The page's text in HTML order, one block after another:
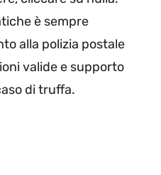
è sempre
alla polizia postale
valide e supporto
di truffa.